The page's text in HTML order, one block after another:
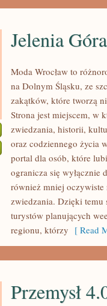
JELENIA
GÓRA
Jelenia Góra
Moda Wrocław to
na Dolnym Śląsku, ze
zakątków, które tworzą
Strona jest miejscem, w
zwiedzania, historii,
oraz codziennego życia
portal dla osób, które
ogranicza się wyłącznie
również mniej oczywiste
zwiedzania. Dzięki temu
turystów planujących
regionu, którzy [ Read
Przemysł